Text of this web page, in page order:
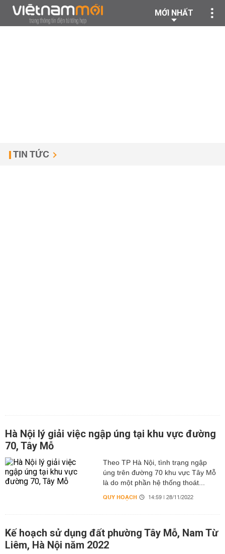
MỚI NHẤT
TIN TỨC
Hà Nội lý giải việc ngập úng tại khu vực đường
70, Tây Mỗ
Theo TP Hà Nội, tình trạng ngập
úng trên đường 70 khu vực Tây Mỗ
là do một phần hệ thống thoát...
QUY HOẠCH 14:59 | 28/11/2022
Kế hoạch sử dụng đất phường Tây Mỗ, Nam Từ
Liêm, Hà Nội năm 2022